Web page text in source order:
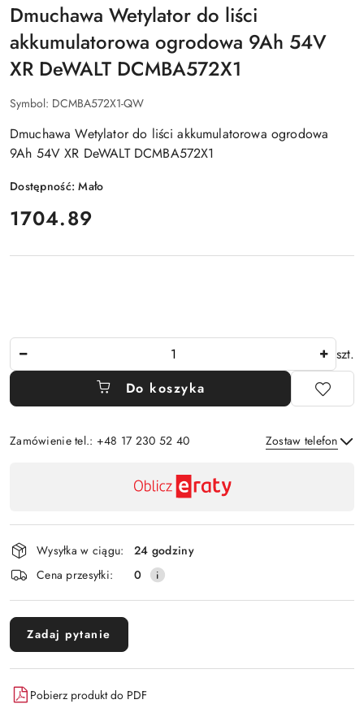
Dmuchawa Wetylator do liści
akkumulatorowa ogrodowa 9Ah 54V
XR DeWALT DCMBA572X1
Symbol: DCMBA572X1-QW
Dmuchawa Wetylator do liści akkumulatorowa ogrodowa
9Ah 54V XR DeWALT DCMBA572X1
Dostępność:Mało
cena:
1704.89
szt.
Do koszyka
Zamówienie tel.: +48 17 230 52 40 Zostaw telefon
płatność
i
dostawa
Wysyłka w ciągu:
24 godziny
Cena przesyłki:
0
Zadaj pytanie
Pobierz produkt do PDF